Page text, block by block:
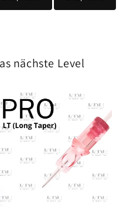
nächste Level